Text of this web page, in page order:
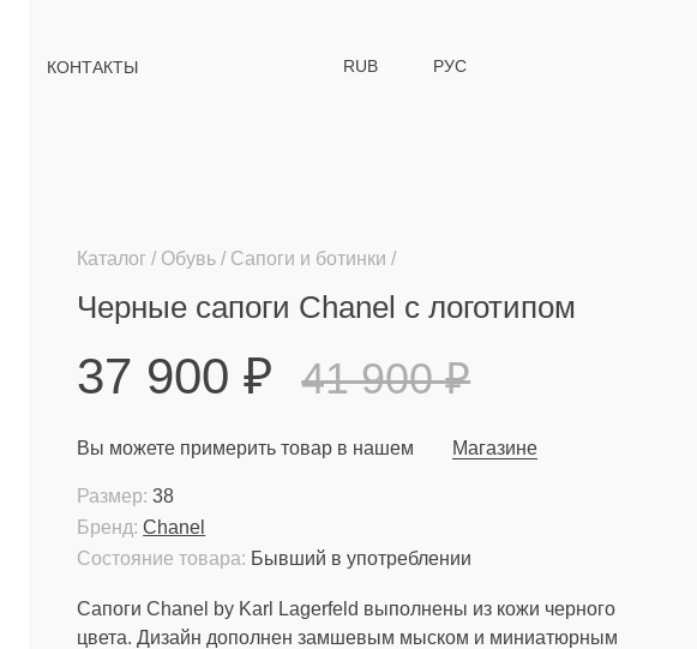
КОНТАКТЫ RUB РУС
Каталог Обувь Сапоги и ботинки
Черные сапоги Chanel с логотипом
37 900₽ 41 900₽
Вы можете примерить товар в нашем Магазине
Состояние товара: Бывший в употреблении
Бренд: Chanel
Размер: 38
Сапоги Chanel by Karl Lagerfeld выполнены из кожи черного
цвета. Дизайн дополнен замшевым мыском и миниатюрным